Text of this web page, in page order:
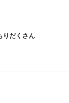
りだくさん